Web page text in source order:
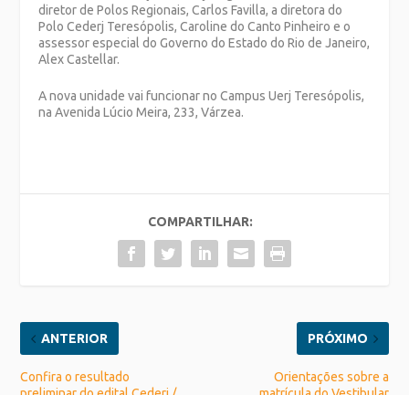
diretor de Polos Regionais, Carlos Favilla, a diretora do
Polo Cederj Teresópolis, Caroline do Canto Pinheiro e o
assessor especial do Governo do Estado do Rio de Janeiro,
Alex Castellar.
A nova unidade vai funcionar no Campus Uerj Teresópolis,
na Avenida Lúcio Meira, 233, Várzea.
COMPARTILHAR:
ANTERIOR
Confira o resultado
PRÓXIMO
Orientações sobre a